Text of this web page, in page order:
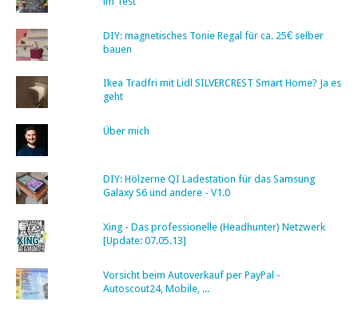
DIY: magnetisches Tonie Regal für ca. 25€ selber
bauen
Ikea Tradfri mit Lidl SILVERCREST Smart Home? Ja es
geht
Über mich
DIY: Hölzerne QI Ladestation für das Samsung
Galaxy S6 und andere - V1.0
Xing - Das professionelle (Headhunter) Netzwerk
[Update: 07.05.13]
Vorsicht beim Autoverkauf per PayPal -
Autoscout24, Mobile, ...